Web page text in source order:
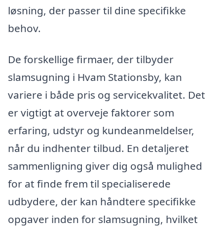
løsning, der passer til dine specifikke
behov.
De forskellige firmaer, der tilbyder
slamsugning i Hvam Stationsby, kan
variere i både pris og servicekvalitet. Det
er vigtigt at overveje faktorer som
erfaring, udstyr og kundeanmeldelser,
når du indhenter tilbud. En detaljeret
sammenligning giver dig også mulighed
for at finde frem til specialiserede
udbydere, der kan håndtere specifikke
opgaver inden for slamsugning, hvilket